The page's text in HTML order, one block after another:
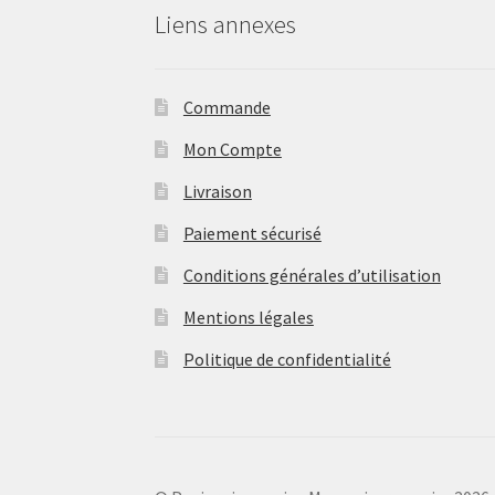
Liens annexes
Commande
Mon Compte
Livraison
Paiement sécurisé
Conditions générales d’utilisation
Mentions légales
Politique de confidentialité